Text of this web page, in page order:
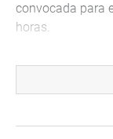
convocada para
horas.
proclamados
los candidatos